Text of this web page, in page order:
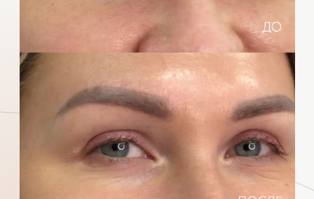
Часто задаваемые
вопросы